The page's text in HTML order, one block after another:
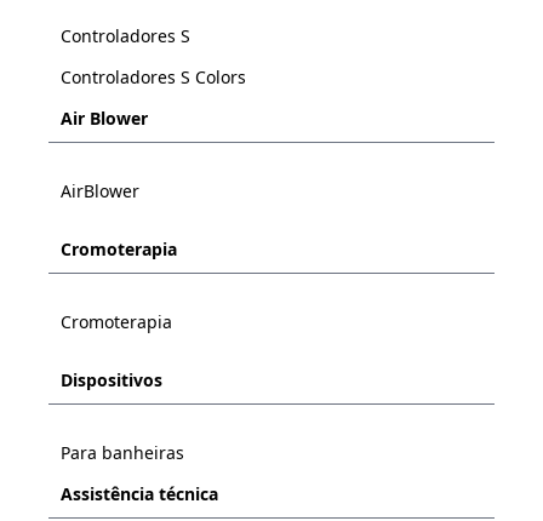
Controladores S
Controladores S Colors
Air Blower
AirBlower
Cromoterapia
Cromoterapia
Dispositivos
Para banheiras
Assistência técnica